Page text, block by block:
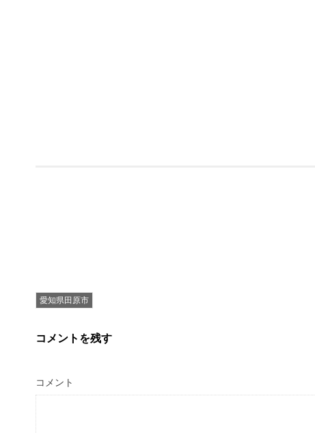
愛知県田原市
コメントを残す
コメント